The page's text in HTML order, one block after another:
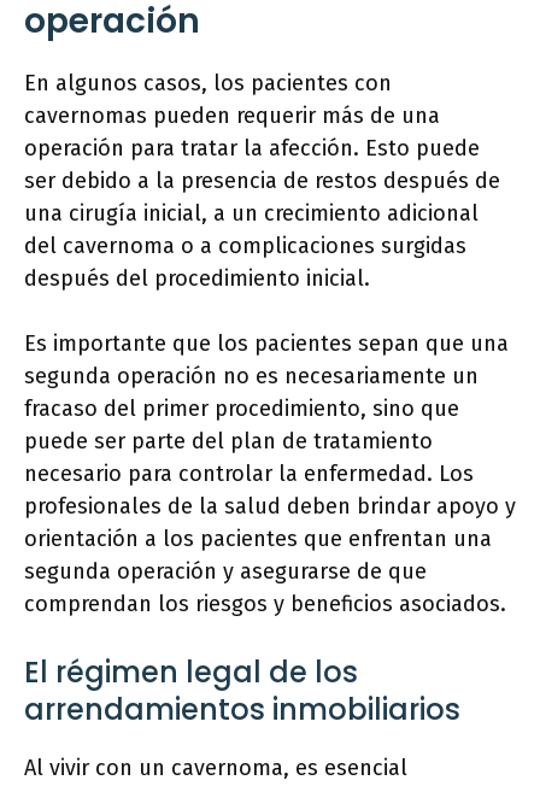
operación
En algunos casos, los pacientes con
cavernomas pueden requerir más de una
operación para tratar la afección. Esto puede
ser debido a la presencia de restos después de
una cirugía inicial, a un crecimiento adicional
del cavernoma o a complicaciones surgidas
después del procedimiento inicial.
Es importante que los pacientes sepan que una
segunda operación no es necesariamente un
fracaso del primer procedimiento, sino que
puede ser parte del plan de tratamiento
necesario para controlar la enfermedad. Los
profesionales de la salud deben brindar apoyo y
orientación a los pacientes que enfrentan una
segunda operación y asegurarse de que
comprendan los riesgos y beneficios asociados.
El régimen legal de los
arrendamientos inmobiliarios
Al vivir con un cavernoma, es esencial